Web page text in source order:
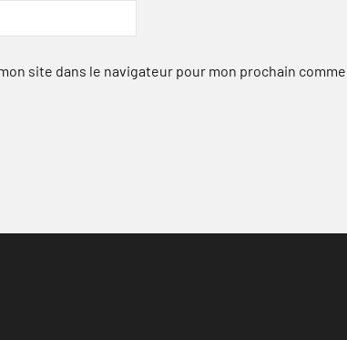
site dans le navigateur pour mon prochain